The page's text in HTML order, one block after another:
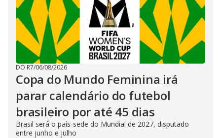
DO R7/06/08/2026
Copa do Mundo Feminina irá
parar calendário do futebol
brasileiro por até 45 dias
Brasil será o país-sede do Mundial de 2027, disputado
entre junho e julho